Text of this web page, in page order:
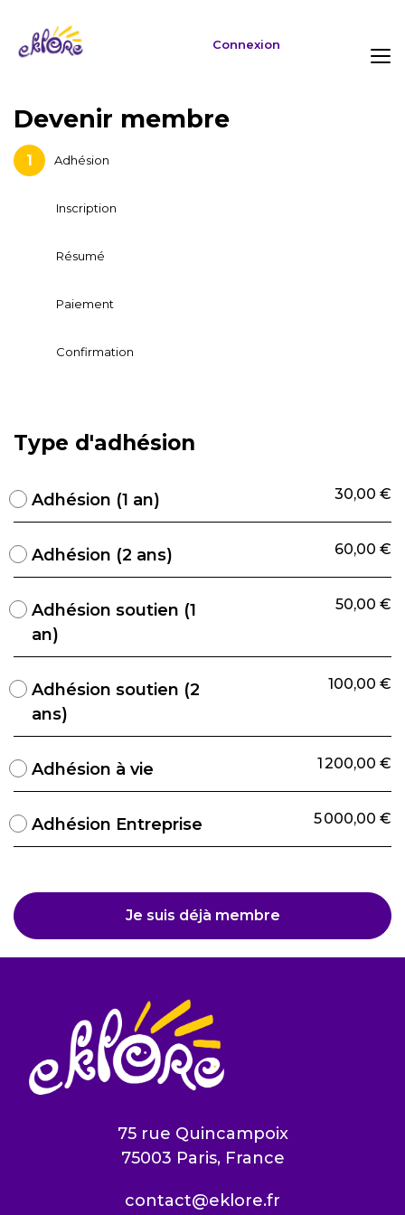
Connexion
Devenir membre
Adhésion
Inscription
Résumé
Paiement
Confirmation
Type d'adhésion
30,00 €
Adhésion (1 an)
60,00 €
Adhésion (2 ans)
50,00 €
Adhésion soutien (1
an)
100,00 €
Adhésion soutien (2
ans)
1 200,00 €
Adhésion à vie
5 000,00 €
Adhésion Entreprise
Je suis déjà membre
75 rue Quincampoix
75003 Paris, France
contact@eklore.fr